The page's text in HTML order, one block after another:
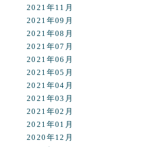
2021年11月
2021年09月
2021年08月
2021年07月
2021年06月
2021年05月
2021年04月
2021年03月
2021年02月
2021年01月
2020年12月